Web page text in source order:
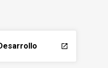
launch